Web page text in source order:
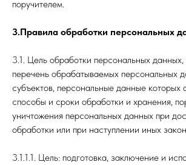
поручителем.
3.Правила обработки персональных
3.1. Цель обработки персональных данных,
перечень обрабатываемых персональных
субъектов, персональные данные которых
способы и сроки обработки и хранения,
уничтожения персональных данных при
обработки или при наступлении иных
3.1.1.1. Цель: подготовка, заключение и